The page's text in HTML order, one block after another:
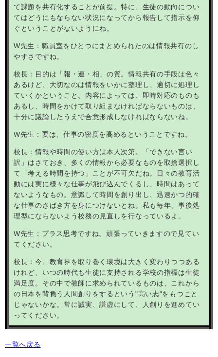
て課題を共有化することが前提。特に、生徒の動向につい
てはどうにもならない状況になってから報告して指示を仰
ぐということがないようにね。
W先生：職員室をひとつにまとめられたのは情報共有のし
やすさですね。
校長：目的は「報・連・相」の質。情報共有の手段は色々
あるけど、大切なのは情報をいかに整理し、適切に処理し
ていくかということ。内容によっては、即時対応のものも
あるし、時間をかけて取り組まなければならないものは、
十分に議論したうえで合意形成しなければならないね。
W先生：要は、仕事の密度を高めるということですね。
校長：情報や時間の使い方は本人次第。「できない言い
訳」はさておき、多くの情報から必要なものを取捨選択し
て「考える時間を持つ」ことが不可欠だね。日々の教育活
動には実に様々な仕事が飛び込んでくるし、時間はあって
ないようなもの。意識して時間を創り出し、迅速かつ的確
な仕事のさばき方を身につけないとね。私も毎年、事後処
理型にならないよう校務の見直しを行なっているよ。
W先生：プラス思考ですね。頑張っていきますので見てい
てください。
校長：今、教育界を取り巻く環境は大きく変わりつつある
けれど、いつの時代も生徒に支持される学校の指標は生徒
満足度。その中で教師に求められているものは、これから
の日本を背負う人間創りをするという"高い志"をもつこと
じゃないかな。常に誠実、謙虚にして、人創りを進めてい
ってください。
一覧へ戻る